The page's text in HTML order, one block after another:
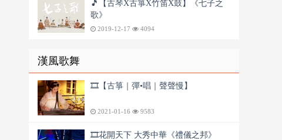
🎵【古琴X古箏X竹笛X鼓】《七子之
歌》
2019-12-17 4094
漢風歌舞
🎞️【古箏｜彈•唱｜聲聲慢】
2021-01-16 9583
🎞️花開天下 大秀中華《禮儀之邦》